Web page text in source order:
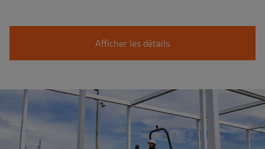
Afficher les détails